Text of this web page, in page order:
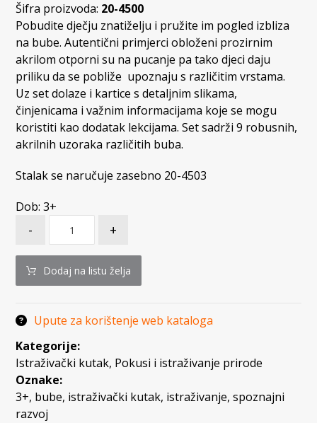
Šifra proizvoda: 20-4500
Pobudite dječju znatiželju i pružite im pogled izbliza
na bube. Autentični primjerci obloženi prozirnim
akrilom otporni su na pucanje pa tako djeci daju
priliku da se pobliže upoznaju s različitim vrstama.
Uz set dolaze i kartice s detaljnim slikama,
činjenicama i važnim informacijama koje se mogu
koristiti kao dodatak lekcijama. Set sadrži 9 robusnih,
akrilnih uzoraka različitih buba.
Stalak se naručuje zasebno 20-4503
Dob: 3+
- +
Dodaj na listu želja
Upute za korištenje web kataloga
Kategorije:
Istraživački kutak, Pokusi i istraživanje prirode
Oznake:
3+, bube, istraživački kutak, istraživanje,spoznajni
razvoj